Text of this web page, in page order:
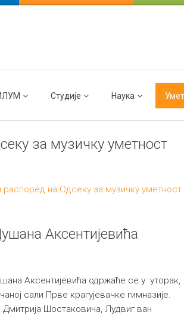
Студије Наука
за музичку уметност
распоред на Одсеку за музичку уметност.
Аксентијевића
Аксентијевића одржаће се у уторак,
сали Прве крагујевачке гимназије.
Шостаковича, Лудвиг ван